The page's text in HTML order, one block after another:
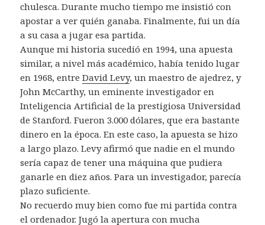
chulesca. Durante mucho tiempo me insistió con
apostar a ver quién ganaba. Finalmente, fui un día
a su casa a jugar esa partida.
Aunque mi historia sucedió en 1994, una apuesta
similar, a nivel más académico, había tenido lugar
en 1968, entreDavid Levy, un maestro de ajedrez, y
John McCarthy, un eminente investigador en
Inteligencia Artificial de la prestigiosa Universidad
de Stanford. Fueron 3.000 dólares, que era bastante
dinero en la época. En este caso, la apuesta se hizo
a largo plazo. Levy afirmó que nadie en el mundo
sería capaz de tener una máquina que pudiera
ganarle en diez años. Para un investigador, parecía
plazo suficiente.
No recuerdo muy bien como fue mi partida contra
el ordenador. Jugó la apertura con mucha